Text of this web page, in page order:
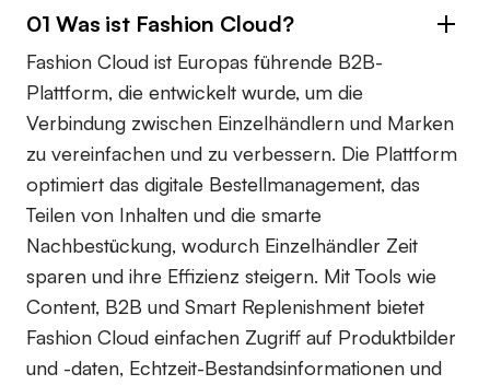
01 Was ist Fashion Cloud?
Fashion Cloud ist Europas führende B2B-
Plattform, die entwickelt wurde, um die
Verbindung zwischen Einzelhändlern und Marken
zu vereinfachen und zu verbessern. Die Plattform
optimiert das digitale Bestellmanagement, das
Teilen von Inhalten und die smarte
Nachbestückung, wodurch Einzelhändler Zeit
sparen und ihre Effizienz steigern. Mit Tools wie
Content, B2B und Smart Replenishment bietet
Fashion Cloud einfachen Zugriff auf Produktbilder
und -daten, Echtzeit-Bestandsinformationen und